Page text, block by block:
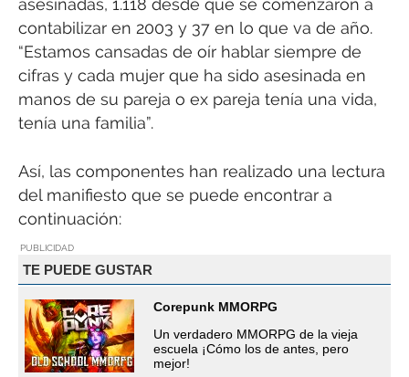
asesinadas, 1.118 desde que se comenzaron a
contabilizar en 2003 y 37 en lo que va de año.
“Estamos cansadas de oír hablar siempre de
cifras y cada mujer que ha sido asesinada en
manos de su pareja o ex pareja tenía una vida,
tenía una familia”.
Así, las componentes han realizado una lectura
del manifiesto que se puede encontrar a
continuación:
PUBLICIDAD
TE PUEDE GUSTAR
Corepunk MMORPG
Un verdadero MMORPG de la vieja
escuela ¡Cómo los de antes, pero
mejor!